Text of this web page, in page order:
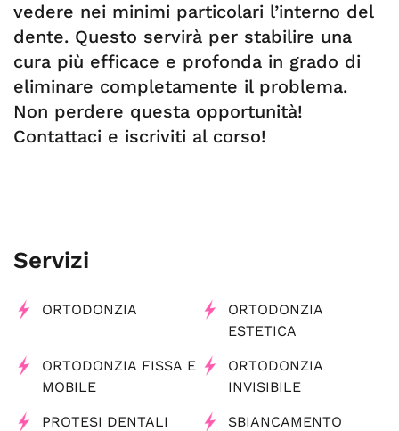
vedere nei minimi particolari l’interno del
dente. Questo servirà per stabilire una
cura più efficace e profonda in grado di
eliminare completamente il problema.
Non perdere questa opportunità!
Contattaci e iscriviti al corso!
Servizi
ORTODONZIA
ORTODONZIA
ESTETICA
ORTODONZIA FISSA E
MOBILE
ORTODONZIA
INVISIBILE
PROTESI DENTALI SBIANCAMENTO